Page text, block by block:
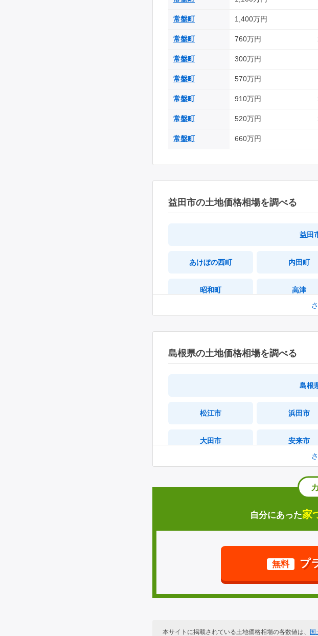
常盤町 1,400万円
常盤町 760万円
常盤町 300万円
常盤町 570万円
常盤町 910万円
常盤町 520万円
常盤町 660万円
益田市の土地価格相場を調べる
益田
あけぼの西町 内田町
昭和町 高津
七尾町 かもしま北
あけぼの東
美都町笹倉
匹見町澄川
匹見町道川
神田町 向横田町
島根県の土地価格相場を調べる
島根
松江市 浜田市
大田市 安来市
奥出雲町 飯南町
津和野町
自分にあった家
無料 プ
本サイトに掲載されている土地価格相場の各数値は、 国